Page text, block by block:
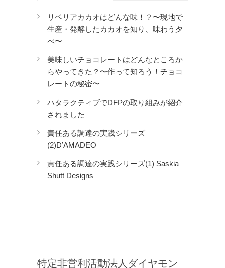
リベリアカカオはどんな味！？〜現地で
生産・発酵したカカオを知り、味わう夕
べ〜
美味しいチョコレートはどんなところか
らやってきた？〜作って知ろう！チョコ
レートの秘密〜
ハタラクティブでDFPの取り組みが紹介
されました
責任ある調達の実践シリーズ
(2)D’AMADEO
責任ある調達の実践シリーズ(1) Saskia
Shutt Designs
特定非営利活動法人ダイヤモン